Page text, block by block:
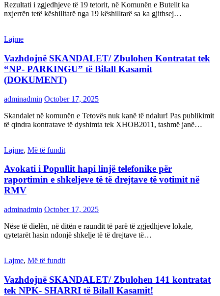
Rezultati i zgjedhjeve të 19 tetorit, në Komunën e Butelit ka
nxjerrën tetë këshilltarë nga 19 këshilltarë sa ka gjithsej…
Lajme
Vazhdojnë SKANDALET/ Zbulohen Kontratat tek
“NP- PARKINGU” të Bilall Kasamit
(DOKUMENT)
adminadmin October 17, 2025
Skandalet në komunën e Tetovës nuk kanë të ndalur! Pas publikimit
të qindra kontratave të dyshimta tek XHOB2011, tashmë janë…
Lajme, Më të fundit
Avokati i Popullit hapi linjë telefonike për
raportimin e shkeljeve të të drejtave të votimit në
RMV
adminadmin October 17, 2025
Nëse të dielën, në ditën e raundit të parë të zgjedhjeve lokale,
qytetarët hasin ndonjë shkelje të të drejtave të…
Lajme, Më të fundit
Vazhdojnē SKANDALET/ Zbulohen 141 kontratat
tek NPK- SHARRI të Bilall Kasamit!